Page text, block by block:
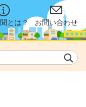
とは？ お問い合わせ